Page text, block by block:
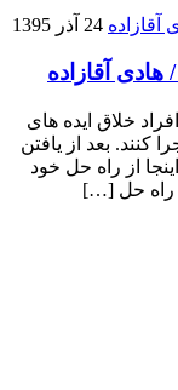
24 آذر 1395
آقازاده
خلاق ایده های
کنند. بعد از یافتن
از راه حل خود
راه حل […]